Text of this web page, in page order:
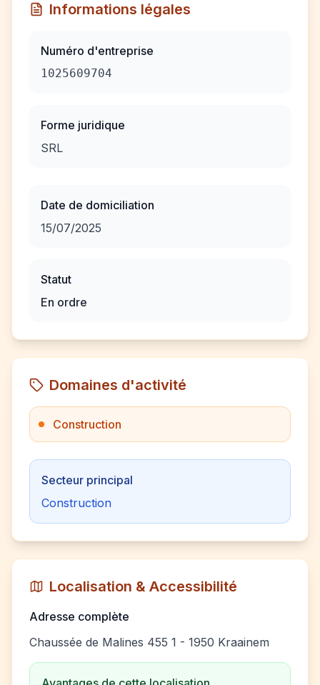
Informations légales
Numéro d'entreprise
1025609704
Forme juridique
SRL
Date de domiciliation
15/07/2025
Statut
En ordre
Domaines d'activité
Construction
Secteur principal
Construction
Localisation & Accessibilité
Adresse complète
Chaussée de Malines 455 1 - 1950 Kraainem